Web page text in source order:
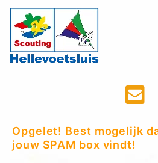
Opgelet! Best mogelijk
jouw SPAM box vindt!